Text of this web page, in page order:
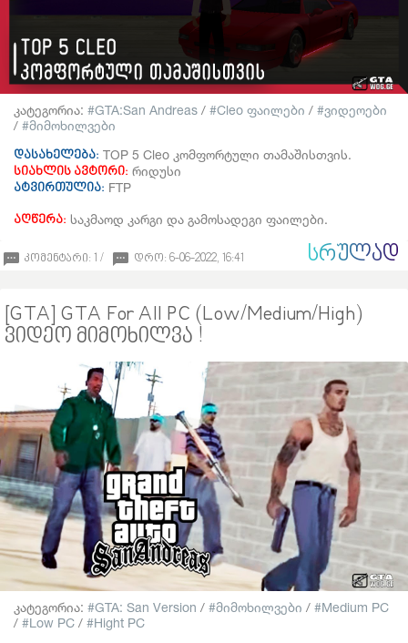
კატეგორია: GTA:San Andreas / Cleo ფაილები /
ვიდეოები
/
მიმოხილვები
დასახელება: TOP 5 Cleo კომფორტული თამაშისთვის.
სიახლის ავტორი: რიდუსი
ატვირთულია: FTP
აღწერა: საკმაოდ კარგი და გამოსადეგი ფაილები.
კომენტარი: 1 / დრო: 6-06-2022, 16:41 ᲡᲠᲣᲚᲐᲓ
[GTA] GTA For All PC (Low/Medium/High)
ვიდეო მიმოხილვა !
კატეგორია: GTA: San Version / მიმოხილვები /
Medium PC
/
Low PC /
Hight PC